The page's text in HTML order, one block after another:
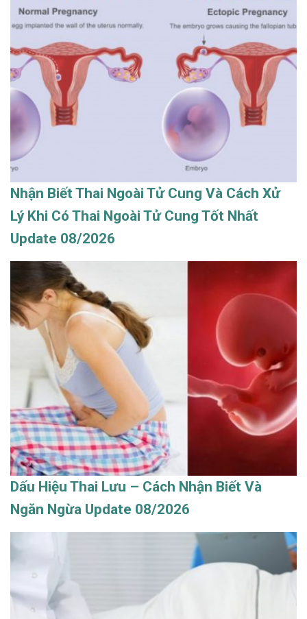
Nhận Biết Thai Ngoài Tử Cung Và Cách Xử
Lý Khi Có Thai Ngoài Tử Cung Tốt Nhất
Update 08/2026
Dấu Hiệu Thai Lưu – Cách Nhận Biết Và
Ngăn Ngừa Update 08/2026